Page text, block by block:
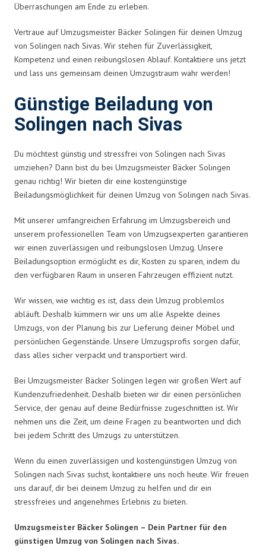
Überraschungen am Ende zu erleben.
Vertraue auf Umzugsmeister Bäcker Solingen für deinen Umzug
von Solingen nach Sivas. Wir stehen für Zuverlässigkeit,
Kompetenz und einen reibungslosen Ablauf. Kontaktiere uns jetzt
und lass uns gemeinsam deinen Umzugstraum wahr werden!
Günstige Beiladung von
Solingen nach Sivas
Du möchtest günstig und stressfrei von Solingen nach Sivas
umziehen? Dann bist du bei Umzugsmeister Bäcker Solingen
genau richtig! Wir bieten dir eine kostengünstige
Beiladungsmöglichkeit für deinen Umzug von Solingen nach Sivas.
Mit unserer umfangreichen Erfahrung im Umzugsbereich und
unserem professionellen Team von Umzugsexperten garantieren
wir einen zuverlässigen und reibungslosen Umzug. Unsere
Beiladungsoption ermöglicht es dir, Kosten zu sparen, indem du
den verfügbaren Raum in unseren Fahrzeugen effizient nutzt.
Wir wissen, wie wichtig es ist, dass dein Umzug problemlos
abläuft. Deshalb kümmern wir uns um alle Aspekte deines
Umzugs, von der Planung bis zur Lieferung deiner Möbel und
persönlichen Gegenstände. Unsere Umzugsprofis sorgen dafür,
dass alles sicher verpackt und transportiert wird.
Bei Umzugsmeister Bäcker Solingen legen wir großen Wert auf
Kundenzufriedenheit. Deshalb bieten wir dir einen persönlichen
Service, der genau auf deine Bedürfnisse zugeschnitten ist. Wir
nehmen uns die Zeit, um deine Fragen zu beantworten und dich
bei jedem Schritt des Umzugs zu unterstützen.
Wenn du einen zuverlässigen und kostengünstigen Umzug von
Solingen nach Sivas suchst, kontaktiere uns noch heute. Wir freuen
uns darauf, dir bei deinem Umzug zu helfen und dir ein
stressfreies und angenehmes Erlebnis zu bieten.
Umzugsmeister Bäcker Solingen – Dein Partner für den
günstigen Umzug von Solingen nach Sivas.